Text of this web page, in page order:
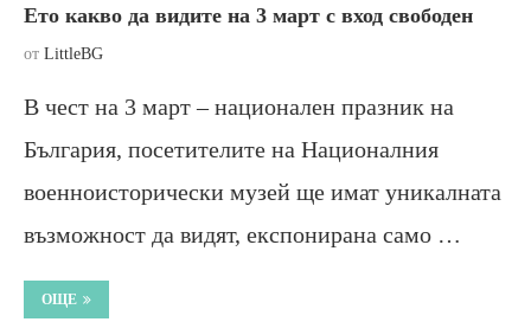
Ето какво да видите на 3 март с вход свободен
от LittleBG
В чест на 3 март – национален празник на
България, посетителите на Националния
военноисторически музей ще имат уникалната
възможност да видят, експонирана само …
ОЩЕ